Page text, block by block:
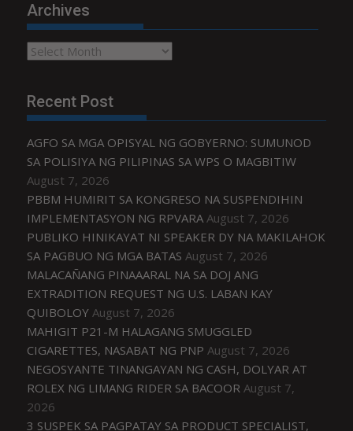
Archives
Archives
Recent Post
AGFO SA MGA OPISYAL NG GOBYERNO: SUMUNOD
SA POLISIYA NG PILIPINAS SA WPS O MAGBITIW
August 7, 2026
PBBM HUMIRIT SA KONGRESO NA SUSPENDIHIN
IMPLEMENTASYON NG RPVARA August 7, 2026
PUBLIKO HINIKAYAT NI SPEAKER DY NA MAKILAHOK
SA PAGBUO NG MGA BATAS August 7, 2026
MALACAÑANG PINAAARAL NA SA DOJ ANG
EXTRADITION REQUEST NG U.S. LABAN KAY
QUIBOLOY August 7, 2026
MAHIGIT P21-M HALAGANG SMUGGLED
CIGARETTES, NASABAT NG PNP August 7, 2026
NEGOSYANTE TINANGAYAN NG CASH, DOLYAR AT
ROLEX NG LIMANG RIDER SA BACOOR August 7,
2026
3 SUSPEK SA PAGPATAY SA PRODUCT SPECIALIST,